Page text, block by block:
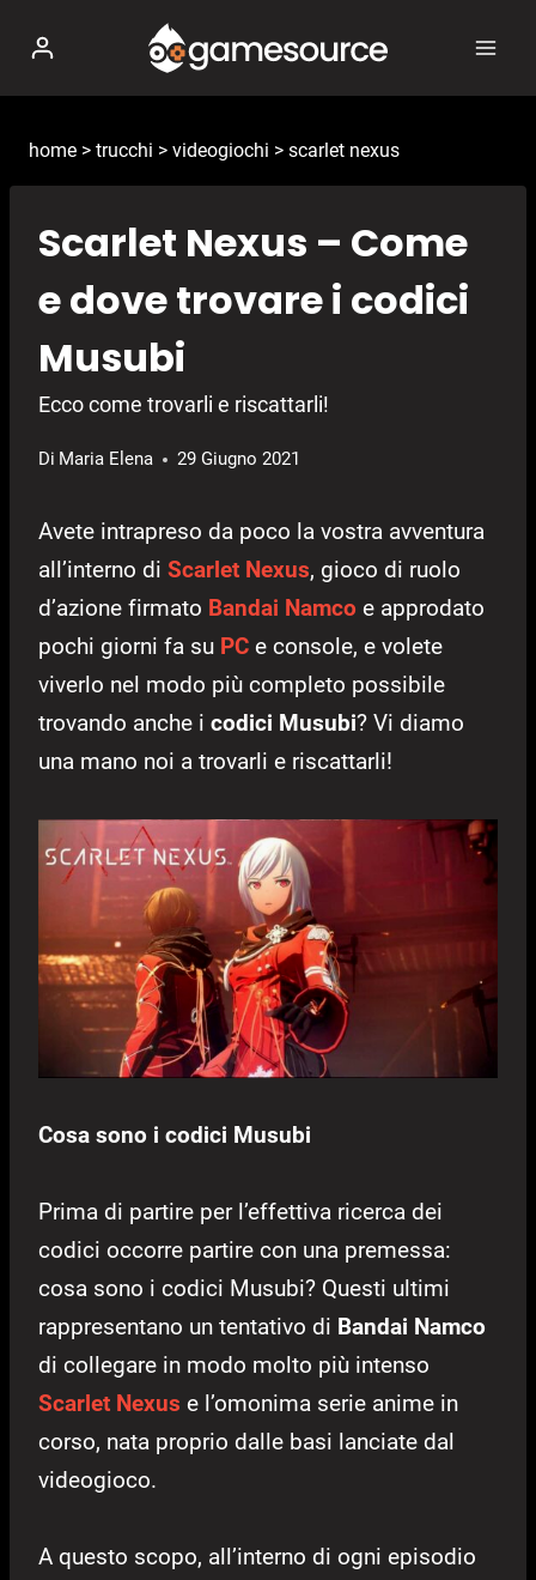
contenuto
home > trucchi > videogiochi > scarlet nexus
Scarlet Nexus – Come
e dove trovare i codici
Musubi
Ecco come trovarli e riscattarli!
Di Maria Elena 29 Giugno 2021
Avete intrapreso da poco la vostra avventura
all’interno di Scarlet Nexus, gioco di ruolo
d’azione firmato Bandai Namco e approdato
pochi giorni fa su PC e console, e volete
viverlo nel modo più completo possibile
trovando anche i codici Musubi? Vi diamo
una mano noi a trovarli e riscattarli!
Cosa sono i codici Musubi
Prima di partire per l’effettiva ricerca dei
codici occorre partire con una premessa:
cosa sono i codici Musubi? Questi ultimi
rappresentano un tentativo di Bandai Namco
di collegare in modo molto più intenso
Scarlet Nexus e l’omonima serie anime in
corso, nata proprio dalle basi lanciate dal
videogioco.
A questo scopo, all’interno di ogni episodio